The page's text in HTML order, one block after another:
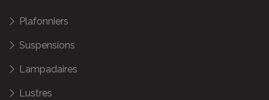
Plafonniers
Suspensions
Lampadaires
Lustres